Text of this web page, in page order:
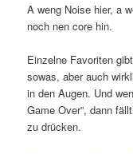
A weng Noise hier, a
noch nen core hin.
Einzelne Favoriten
sowas, aber auch
in den Augen. Und
Game Over”, dann
zu drücken.